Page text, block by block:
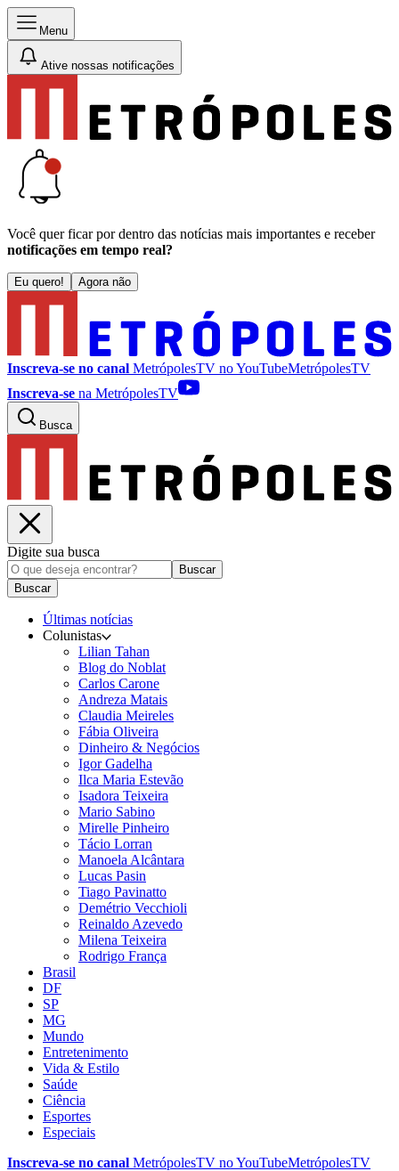
Menu
Ative nossas notificações
Você quer ficar por dentro das notícias mais importantes e receber
notificações em tempo real?
Eu quero! Agora não
Inscreva-se no canal MetrópolesTV noYouTubeMetrópolesTV
Inscreva-se na MetrópolesTV
Busca
Digite sua busca
Buscar
Buscar
Últimas notícias
Colunistas
Lilian Tahan
Blog do Noblat
Carlos Carone
Andreza Matais
Claudia Meireles
Fábia Oliveira
Dinheiro & Negócios
Igor Gadelha
Ilca Maria Estevão
Isadora Teixeira
Mario Sabino
Mirelle Pinheiro
Tácio Lorran
Manoela Alcântara
Lucas Pasin
Tiago Pavinatto
Demétrio Vecchioli
Reinaldo Azevedo
Milena Teixeira
Rodrigo França
Brasil
DF
SP
MG
Mundo
Entretenimento
Vida & Estilo
Saúde
Ciência
Esportes
Especiais
Inscreva-se no canal MetrópolesTV noYouTubeMetrópolesTV